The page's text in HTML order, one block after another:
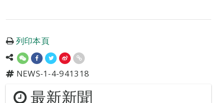
列印本頁
NEWS-1-4-941318
最新新聞